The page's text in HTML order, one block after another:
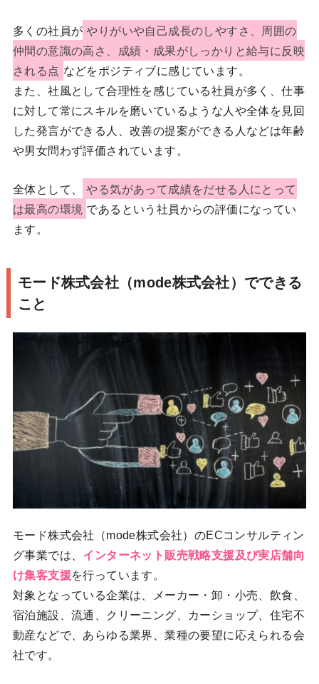
多くの社員が やりがいや自己成長のしやすさ、周囲の
仲間の意識の高さ、成績・成果がしっかりと給与に反映
される点 などをポジティブに感じています。
また、社風として合理性を感じている社員が多く、仕事
に対して常にスキルを磨いているような人や全体を見回
した発言ができる人、改善の提案ができる人などは年齢
や男女問わず評価されています。
全体として、
やる気があって成績をだせる人にとって
は最高の環境 であるという社員からの評価になってい
ます。
モード株式会社（mode株式会社）でできる
こと
モード株式会社（mode株式会社）のECコンサルティン
グ事業では、 インターネット販売戦略支援及び実店舗向
け集客支援を行っています。
対象となっている企業は、メーカー・卸・小売、飲食、
宿泊施設、流通、クリーニング、カーショップ、住宅不
動産などで、あらゆる業界、業種の要望に応えられる会
社です。